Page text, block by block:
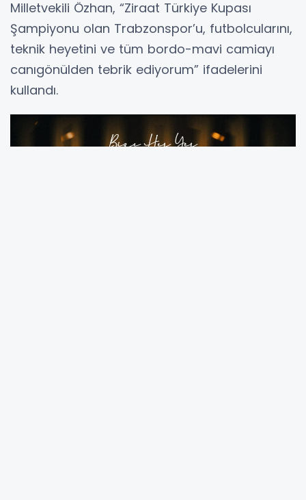
Milletvekili Özhan, “Ziraat Türkiye Kupası
Şampiyonu olan Trabzonspor’u, futbolcularını,
teknik heyetini ve tüm bordo-mavi camiayı
canıgönülden tebrik ediyorum” ifadelerini
kullandı.